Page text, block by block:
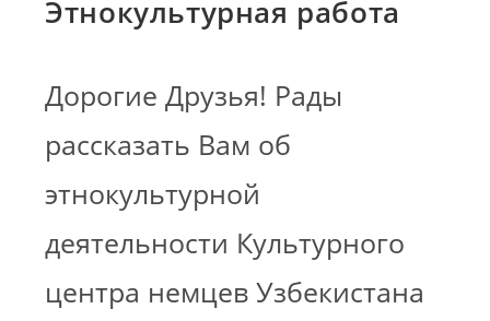
Этнокультурная работа
Дорогие Друзья! Рады
рассказать Вам об
этнокультурной
деятельности Культурного
центра немцев Узбекистана